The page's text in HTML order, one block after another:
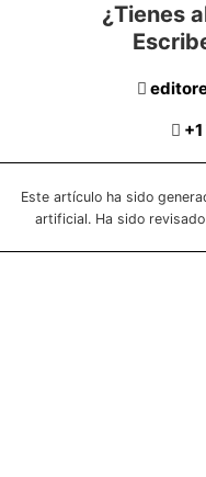
¿Tienes
Este artículo ha sido
artificial. Ha sido